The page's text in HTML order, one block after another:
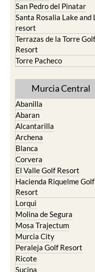
San Pedro del Pinatar
Santa Rosalia Lake and
resort
Terrazas de la Torre Golf
Resort
Torre Pacheco
Murcia Central
Abanilla
Abaran
Alcantarilla
Archena
Blanca
Corvera
El Valle Golf Resort
Hacienda Riquelme Golf
Resort
Lorqui
Molina de Segura
Mosa Trajectum
Murcia City
Peraleja Golf Resort
Ricote
Sucina